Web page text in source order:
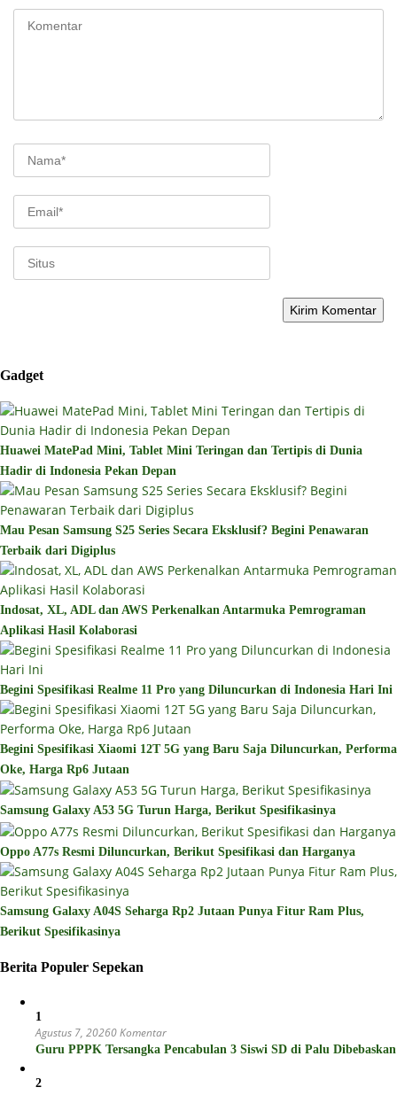
Gadget
Huawei MatePad Mini, Tablet Mini Teringan dan Tertipis di Dunia
Hadir di Indonesia Pekan Depan
Mau Pesan Samsung S25 Series Secara Eksklusif? Begini Penawaran
Terbaik dari Digiplus
Indosat, XL, ADL dan AWS Perkenalkan Antarmuka Pemrograman
Aplikasi Hasil Kolaborasi
Begini Spesifikasi Realme 11 Pro yang Diluncurkan di Indonesia Hari Ini
Begini Spesifikasi Xiaomi 12T 5G yang Baru Saja Diluncurkan, Performa
Oke, Harga Rp6 Jutaan
Samsung Galaxy A53 5G Turun Harga, Berikut Spesifikasinya
Oppo A77s Resmi Diluncurkan, Berikut Spesifikasi dan Harganya
Samsung Galaxy A04S Seharga Rp2 Jutaan Punya Fitur Ram Plus,
Berikut Spesifikasinya
Berita Populer Sepekan
1
Agustus 7, 20260 Komentar
Guru PPPK Tersangka Pencabulan 3 Siswi SD di Palu Dibebaskan
2